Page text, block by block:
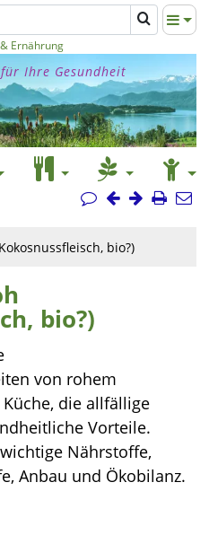
Ernährung
Ihre Gesundheit
bio?)
bio?)
von rohem
die allfällige
Vorteile.
Nährstoffe,
Anbau und Ökobilanz.